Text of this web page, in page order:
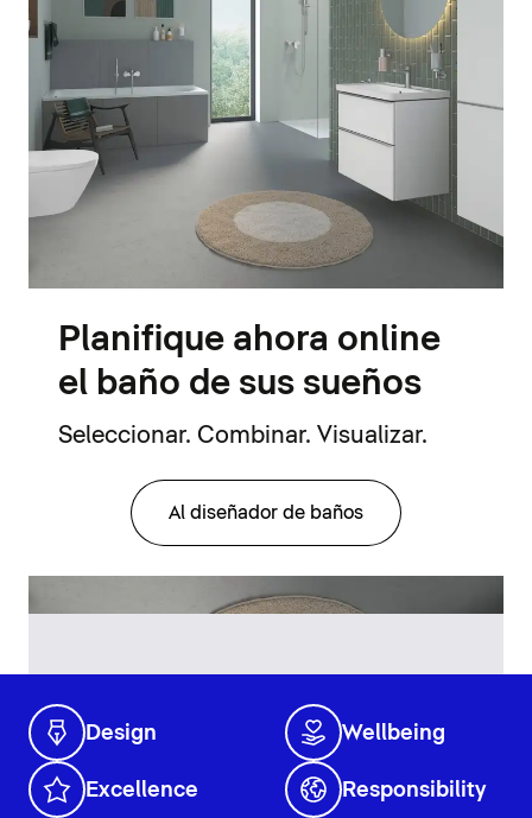
Planifique ahora online
el baño de sus sueños
Seleccionar. Combinar. Visualizar.
Al diseñador de baños
Design Wellbeing
Excellence Responsibility